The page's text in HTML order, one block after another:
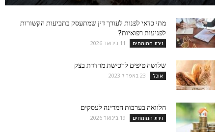
מתי כדאי לפנות לעורך דין שמתעסק בתביעות הקשורות
לפגיעות רפואיות?
זירת המומחים 11 בינואר 2026
שלושה טיפים לרכישת מרדדת בצק
אוכל 23 באפריל 2023
הלוואה בערבות המדינה לעסקים
זירת המומחים 19 בינואר 2026